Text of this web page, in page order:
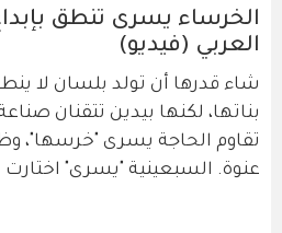
الخرساء يسرى تنطق
العربي (فيديو)
شاء قدرها أن تولد بلسان لا
بناتها، لكنها بيدين تتقنان
تقاوم الحاجة يسرى "خرسها"،
عنوة. السبعينية "يسرى"